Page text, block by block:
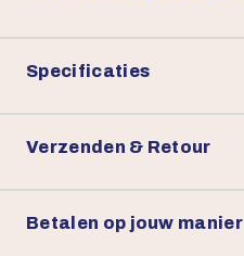
Specificaties
Verzenden & Retour
Betalen op jouw manier